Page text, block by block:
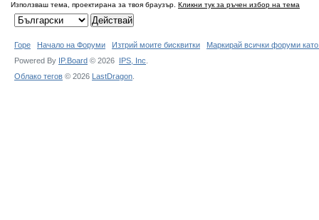
Използваш тема, проектирана за твоя браузър. Кликни тук за ръчен избор на тема
Горе Начало на Форуми Изтрий моите бисквитки
Маркирай всички форуми
Powered By IP.Board © 2026 IPS, Inc
Облако тегов © 2026 LastDragon